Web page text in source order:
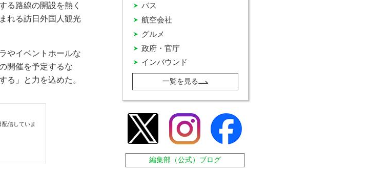
る路線の開設を熱く
れる訪日外国人観光
やイベントホールな
開催を予定するな
る」と力を込めた。
信していま
インバウンド
グルメ
バス
政府・官庁
航空会社
一覧を見る
編集部（公式）ブログ